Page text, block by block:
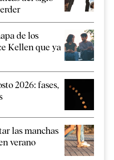
de los
Kellen que ya
2026: fases,
las manchas
verano